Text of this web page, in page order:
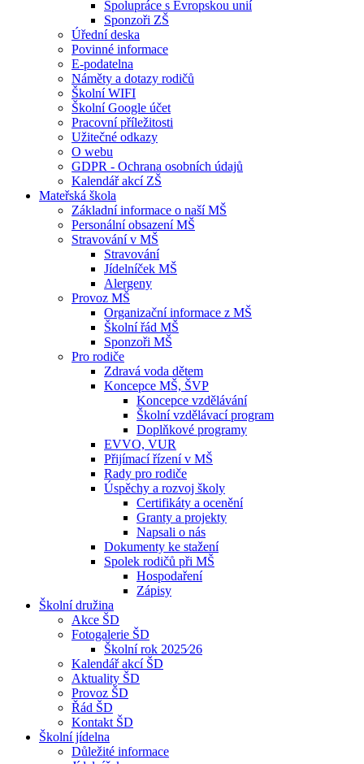
Spolupráce s Evropskou unií
Sponzoři ZŠ
Úřední deska
Povinné informace
E-podatelna
Náměty a dotazy rodičů
Školní WIFI
Školní Google účet
Pracovní příležitosti
Užitečné odkazy
O webu
GDPR - Ochrana osobních údajů
Kalendář akcí ZŠ
Mateřská škola
Základní informace o naší MŠ
Personální obsazení MŠ
Stravování v MŠ
Stravování
Jídelníček MŠ
Alergeny
Provoz MŠ
Organizační informace z MŠ
Školní řád MŠ
Sponzoři MŠ
Pro rodiče
Zdravá voda dětem
Koncepce MŠ, ŠVP
Koncepce vzdělávání
Školní vzdělávací program
Doplňkové programy
EVVO, VUR
Přijímací řízení v MŠ
Rady pro rodiče
Úspěchy a rozvoj školy
Certifikáty a ocenění
Granty a projekty
Napsali o nás
Dokumenty ke stažení
Spolek rodičů při MŠ
Hospodaření
Zápisy
Školní družina
Akce ŠD
Fotogalerie ŠD
Školní rok 2025⁄26
Kalendář akcí ŠD
Aktuality ŠD
Provoz ŠD
Řád ŠD
Kontakt ŠD
Školní jídelna
Důležité informace